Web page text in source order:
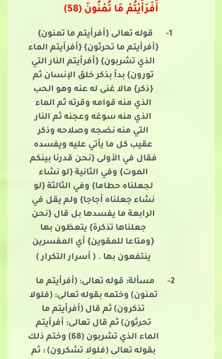
أَفَرَأَيْتُمْ مَا تُمْنُونَ (58)
1-
قوله تعالى {أفرأيتم ما تمنون}
{أفرأيتم ما تحرثون} {أفرأيتم الماء
الذي تشربون} {أفرأيتم النار التي
تورون} بدأ بذكر خلق الإنسان ثم
{ذكر} مالا غنى له عنه وهو الحب
الذي منه قوامه وقرته ثم الماء
الذي منه سوغه وعجنه ثم النار
التي منه نضجه وصلاحه وذكر
عقيب كل ما يأتي عليه ويفسده
فقال في الأولى {نحن قدرنا بينكم
الموت} وفي الثانية {لو نشاء
لجعلناه حطاما} وفي الثالثة {لو
نشاء جعلناه أجاجا} ولم يقل في
الرابعة ما يفسدها بل قال {نحن
جعلناها تذكرة} يتعظون بها
{ومتاعا للمقوين} أي المفسرين
ينتفعون بها . ( أسرار التكرار )
2-
مسألة: قوله تعالى: (أفرأيتم ما
تمنون) وختمه بقوله تعالى: (فلولا
تذكرون) ثم قال (أفرأيتم ما
تحرثون) ثم قال تعالى: أفرأيتم
الماء الذي تشربون (68) وختم ذلك
بقوله تعالى (فلولا تشكرون) : ثم